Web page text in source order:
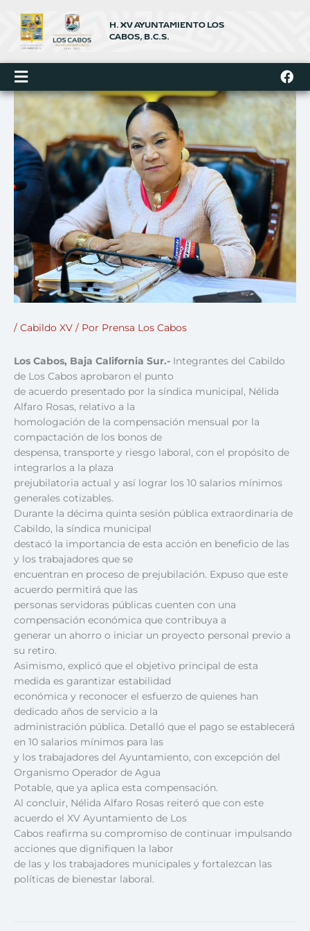
contenido
H. XV AYUNTAMIENTO LOS
CABOS, B.C.S.
F
a
c
e
b
o
o
k
/ Cabildo XV / Por Prensa Los Cabos
Los Cabos, Baja California Sur.- Integrantes del Cabildo
de Los Cabos aprobaron el punto
de acuerdo presentado por la síndica municipal, Nélida
Alfaro Rosas, relativo a la
homologación de la compensación mensual por la
compactación de los bonos de
despensa, transporte y riesgo laboral, con el propósito de
integrarlos a la plaza
prejubilatoria actual y así lograr los 10 salarios mínimos
generales cotizables.
Durante la décima quinta sesión pública extraordinaria de
Cabildo, la síndica municipal
destacó la importancia de esta acción en beneficio de las
y los trabajadores que se
encuentran en proceso de prejubilación. Expuso que este
acuerdo permitirá que las
personas servidoras públicas cuenten con una
compensación económica que contribuya a
generar un ahorro o iniciar un proyecto personal previo a
su retiro.
Asimismo, explicó que el objetivo principal de esta
medida es garantizar estabilidad
económica y reconocer el esfuerzo de quienes han
dedicado años de servicio a la
administración pública. Detalló que el pago se establecerá
en 10 salarios mínimos para las
y los trabajadores del Ayuntamiento, con excepción del
Organismo Operador de Agua
Potable, que ya aplica esta compensación.
Al concluir, Nélida Alfaro Rosas reiteró que con este
acuerdo el XV Ayuntamiento de Los
Cabos reafirma su compromiso de continuar impulsando
acciones que dignifiquen la labor
de las y los trabajadores municipales y fortalezcan las
políticas de bienestar laboral.